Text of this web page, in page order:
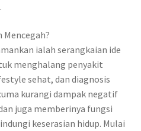
ialah serangkaian ide
menghalang penyakit
sehat, dan diagnosis
kurangi dampak negatif
juga memberinya fungsi
keserasian hidup. Mulai